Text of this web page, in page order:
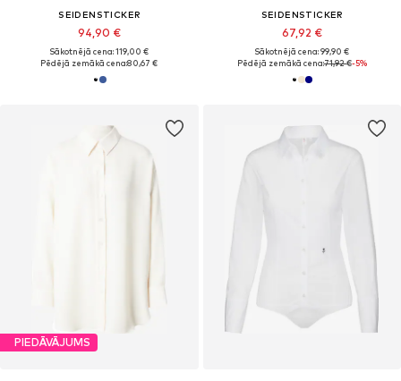
SEIDENSTICKER
94,90 €
Sākotnējā cena: 119,00 €
Pēdējā zemākā cena:80,67 €
SEIDENSTICKER
67,92 €
Sākotnējā cena: 99,90 €
Pēdējā zemākā cena:71,92 €-5%
PIEDĀVĀJUMS